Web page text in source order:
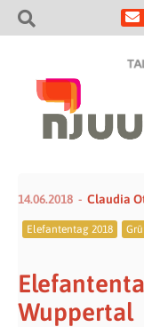
14.06.2018 Claudia
Elefantentag 2018
Wuppertal